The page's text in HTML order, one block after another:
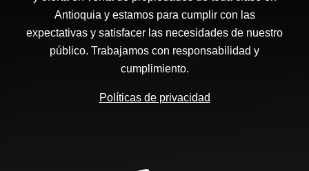
Antioquia y estamos para cumplir con las
expectativas y satisfacer las necesidades de nuestro
público. Trabajamos con responsabilidad y
cumplimiento.
Políticas de privacidad